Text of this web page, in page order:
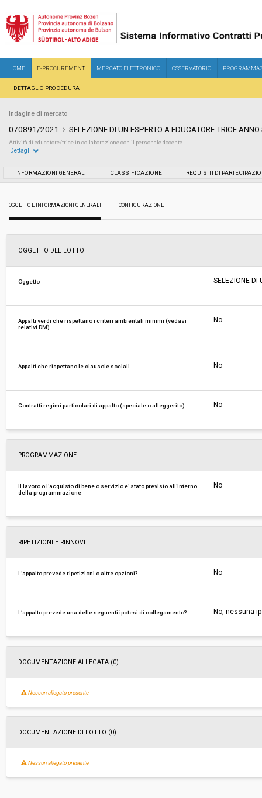
HOME E-PROCUREMENT MERCATO ELETTRONICO OSSERVATORIO
DETTAGLIO PROCEDURA
Indagine di mercato
070891/2021 SELEZIONE DI UN ESPERTO A EDUCATORE TRICE
Attività di educatore/trice in collaborazione con il personale docente
Importo a base di gara soggetto a
Costi di sicurezza non soggetti a
Dettagli
INFORMAZIONI GENERALI CLASSIFICAZIONE REQUISITI DI
OGGETTO E INFORMAZIONI GENERALI CONFIGURAZIONE
OGGETTO DEL LOTTO
Oggetto SELEZIONE DI
Appalti verdi che rispettano i criteri ambientali minimi (vedasi
relativi DM)
No
Appalti che rispettano le clausole sociali No
Contratti regimi particolari di appalto (speciale o alleggerito) No
PROGRAMMAZIONE
Il lavoro o l'acquisto di bene o servizio e' stato previsto all'interno
della programmazione
No
RIPETIZIONI E RINNOVI
L’appalto prevede ripetizioni o altre opzioni? No
L’appalto prevede una delle seguenti ipotesi di collegamento? No, nessuna
DOCUMENTAZIONE ALLEGATA (0)
Nessun allegato presente
DOCUMENTAZIONE DI LOTTO (0)
Nessun allegato presente